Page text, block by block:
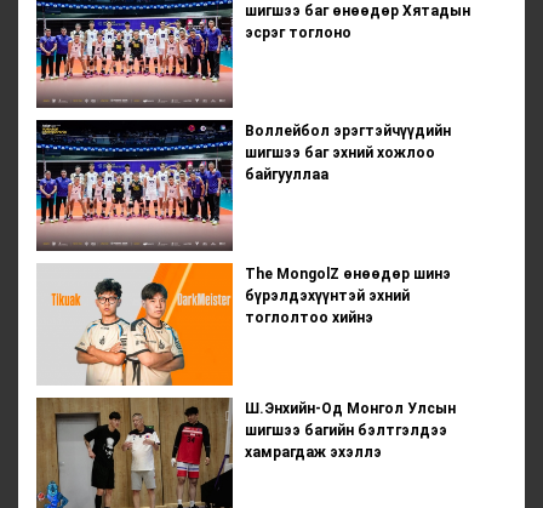
шигшээ баг өнөөдөр Хятадын
эсрэг тоглоно
Воллейбол эрэгтэйчүүдийн
шигшээ баг эхний хожлоо
байгууллаа
The MongolZ өнөөдөр шинэ
бүрэлдэхүүнтэй эхний
тоглолтоо хийнэ
Ш.Энхийн-Од Монгол Улсын
шигшээ багийн бэлтгэлдээ
хамрагдаж эхэллэ